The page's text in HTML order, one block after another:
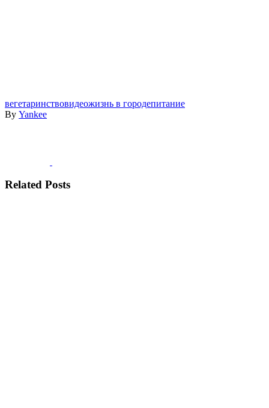
вегетаринствовидеожизнь в городепитание
By Yankee
Related Posts